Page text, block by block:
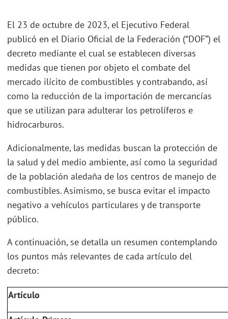
El 23 de octubre de 2023, el Ejecutivo Federal
publicó en el Diario Oficial de la Federación (“DOF”) el
decreto mediante el cual se establecen diversas
medidas que tienen por objeto el combate del
mercado ilícito de combustibles y contrabando, así
como la reducción de la importación de mercancías
que se utilizan para adulterar los petrolíferos e
hidrocarburos.
Adicionalmente, las medidas buscan la protección de
la salud y del medio ambiente, así como la seguridad
de la población aledaña de los centros de manejo de
combustibles. Asimismo, se busca evitar el impacto
negativo a vehículos particulares y de transporte
público.
A continuación, se detalla un resumen contemplando
los puntos más relevantes de cada artículo del
decreto:
Artículo